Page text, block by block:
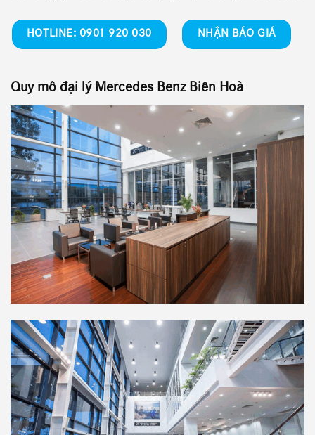
HOTLINE: 0901 920 030 NHẬN BÁO GIÁ
Quy mô đại lý Mercedes Benz Biên Hoà